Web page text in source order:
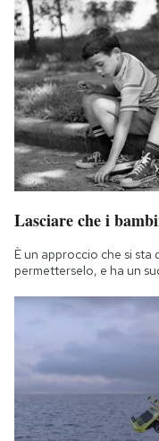
Lasciare che i
È un approccio che si
permetterselo, e ha un